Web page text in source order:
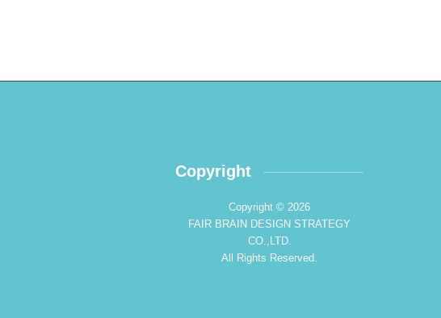
Copyright
Copyright © 2026
FAIR BRAIN DESIGN STRATEGY
CO.,LTD.
All Rights Reserved.